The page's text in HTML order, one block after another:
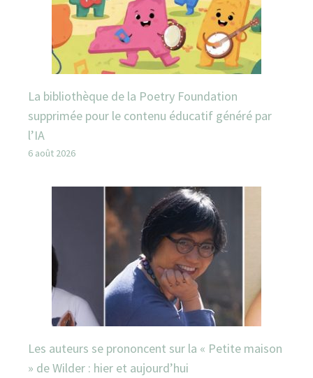
La bibliothèque de la Poetry Foundation
supprimée pour le contenu éducatif généré par
l’IA
6 août 2026
Les auteurs se prononcent sur la « Petite maison
» de Wilder : hier et aujourd’hui